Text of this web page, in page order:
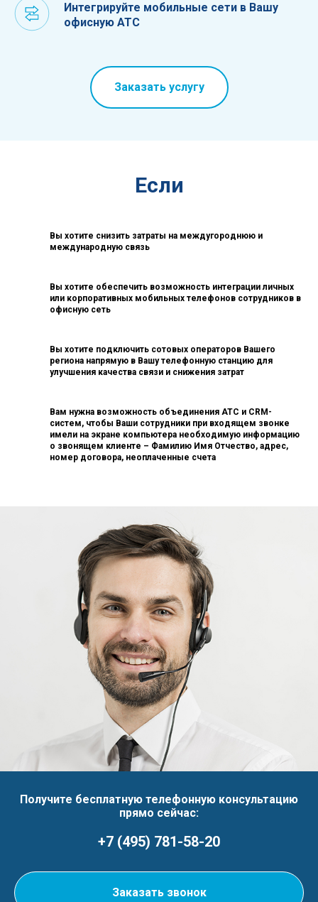
Интегрируйте мобильные сети в Вашу
офисную АТС
Заказать услугу
Если
Вы хотите снизить затраты на междугороднюю и
международную связь
Вы хотите обеспечить возможность интеграции личных
или корпоративных мобильных телефонов сотрудников в
офисную сеть
Вы хотите подключить сотовых операторов Вашего
региона напрямую в Вашу телефонную станцию для
улучшения качества связи и снижения затрат
Вам нужна возможность объединения АТС и CRM-
систем, чтобы Ваши сотрудники при входящем звонке
имели на экране компьютера необходимую информацию
о звонящем клиенте – Фамилию Имя Отчество, адрес,
номер договора, неоплаченные счета
Получите бесплатную телефонную консультацию
прямо сейчас:
+7 (495) 781-58-20
Заказать звонок